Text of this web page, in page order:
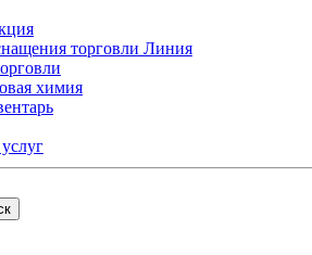
торговли Линия
химия